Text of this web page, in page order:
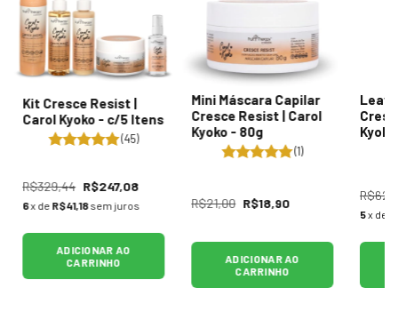
Kit Cresce Resist |
Carol Kyoko - c/5 Itens
(45)
R$329,44 R$247,08
6x de R$41,18 sem juros
ADICIONAR AO
CARRINHO
Mini Máscara Capilar
Cresce Resist | Carol
Kyoko - 80g
(1)
R$21,00 R$18,90
ADICIONAR AO
CARRINHO
5x de